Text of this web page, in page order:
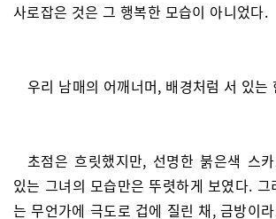
사로잡은 것은 그 행복한 모습이 아니었다.
우리 남매의 어깨너머, 배경처럼 서 있는
초점은 흐릿했지만, 선명한 붉은색 스
있는 그녀의 모습만은 뚜렷하게 보였다.
는 무언가에 극도로 겁에 질린 채, 금방이